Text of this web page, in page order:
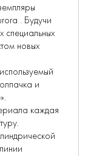
. Будучи
специальных
новых
и
каждая